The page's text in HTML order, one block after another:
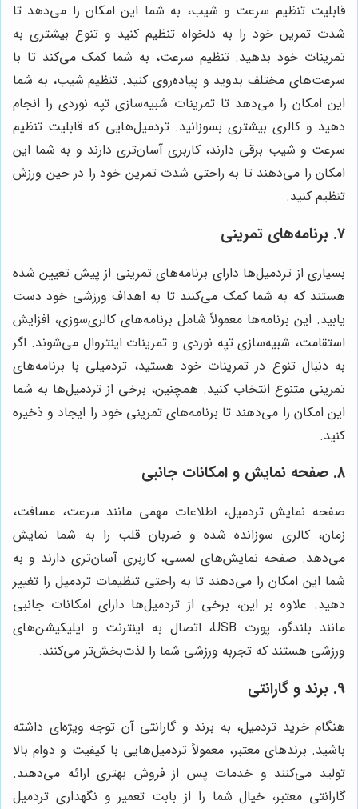
قابلیت تنظیم سرعت و شیب، به شما این امکان را می‌دهد تا
شدت تمرین خود را به دلخواه تنظیم کنید و تنوع بیشتری به
تمرینات خود بدهید. تنظیم سرعت، به شما کمک می‌کند تا با
سرعت‌های مختلف بدوید و پیاده‌روی کنید. تنظیم شیب، به شما
این امکان را می‌دهد تا تمرینات شبیه‌سازی تپه نوردی را انجام
دهید و کالری بیشتری بسوزانید. تردمیل‌هایی که قابلیت تنظیم
سرعت و شیب برقی دارند، کاربری آسان‌تری دارند و به شما این
امکان را می‌دهند تا به راحتی شدت تمرین خود را در حین ورزش
تنظیم کنید.
۷. برنامه‌های تمرینی
بسیاری از تردمیل‌ها دارای برنامه‌های تمرینی از پیش تعیین شده
هستند که به شما کمک می‌کنند تا به اهداف ورزشی خود دست
یابید. این برنامه‌ها معمولاً شامل برنامه‌های کالری‌سوزی، افزایش
استقامت، شبیه‌سازی تپه نوردی و تمرینات اینتروال می‌شوند. اگر
به دنبال تنوع در تمرینات خود هستید، تردمیلی با برنامه‌های
تمرینی متنوع انتخاب کنید. همچنین، برخی از تردمیل‌ها به شما
این امکان را می‌دهند تا برنامه‌های تمرینی خود را ایجاد و ذخیره
کنید.
۸. صفحه نمایش و امکانات جانبی
صفحه نمایش تردمیل، اطلاعات مهمی مانند سرعت، مسافت،
زمان، کالری سوزانده شده و ضربان قلب را به شما نمایش
می‌دهد. صفحه نمایش‌های لمسی، کاربری آسان‌تری دارند و به
شما این امکان را می‌دهند تا به راحتی تنظیمات تردمیل را تغییر
دهید. علاوه بر این، برخی از تردمیل‌ها دارای امکانات جانبی
مانند بلندگو، پورت USB، اتصال به اینترنت و اپلیکیشن‌های
ورزشی هستند که تجربه ورزشی شما را لذت‌بخش‌تر می‌کنند.
۹. برند و گارانتی
هنگام خرید تردمیل، به برند و گارانتی آن توجه ویژه‌ای داشته
باشید. برندهای معتبر، معمولاً تردمیل‌هایی با کیفیت و دوام بالا
تولید می‌کنند و خدمات پس از فروش بهتری ارائه می‌دهند.
گارانتی معتبر، خیال شما را از بابت تعمیر و نگهداری تردمیل